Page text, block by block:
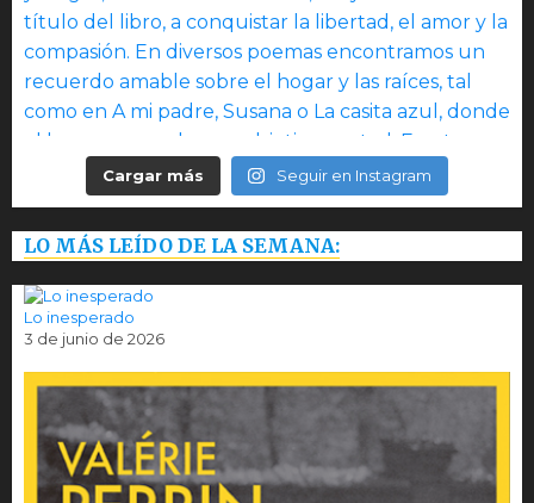
Cargar más Seguir en Instagram
LO MÁS LEÍDO DE LA SEMANA:
Lo inesperado
3 de junio de 2026